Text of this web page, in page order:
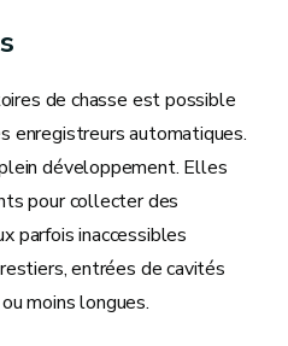
de chasse est possible
enregistreurs automatiques.
développement. Elles
pour collecter des
parfois inaccessibles
entrées de cavités
moins longues.